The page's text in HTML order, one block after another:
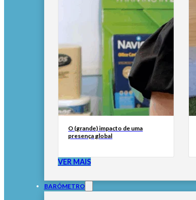
O (grande) impacto de uma
presença global
VER MAIS
BARÓMETRO